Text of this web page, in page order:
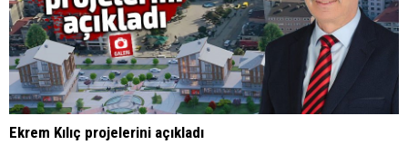
Ekrem Kılıç projelerini açıkladı